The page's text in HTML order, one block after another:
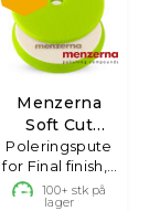
Menzerna
Soft Cut
Standard
130/150mm
Poleringspute
for Final finish, 1
stk
100+ stk på
lager